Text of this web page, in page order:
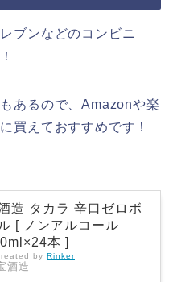
ブンなどのコンビニ
あるので、Amazonや楽
買えておすすめです！
造 タカラ 辛口ゼロボ
[ ノンアルコール
本 ]
by Rinker
酒造